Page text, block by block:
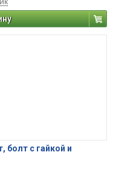
болт с гайкой и